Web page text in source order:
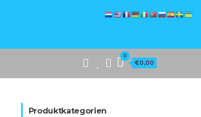
0
€0,00
Produktkategorien